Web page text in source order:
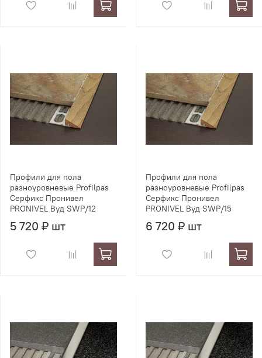
Профили для пола
разноуровневые Profilpas
Серфикс Пронивел
PRONIVEL Вуд SWP/12
5 720 ₽ шт
Профили для пола
разноуровневые Profilpas
Серфикс Пронивел
PRONIVEL Вуд SWP/15
6 720 ₽ шт